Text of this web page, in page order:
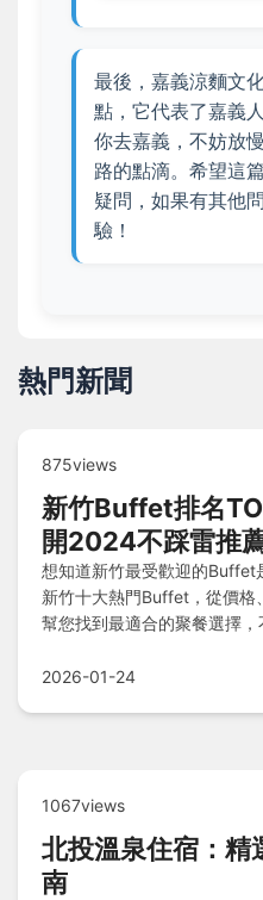
最後，嘉義涼麵文
點，它代表了嘉義
你去嘉義，不妨放
路的點滴。希望這
疑問，如果有其他
驗！
熱門新聞
875views
新竹Buffet排名
開2024不踩雷推
想知道新竹最受歡迎的Buffet
新竹十大熱門Buffet，從價格
幫您找到最適合的聚餐選擇
2026-01-24
1067views
北投溫泉住宿：精
南